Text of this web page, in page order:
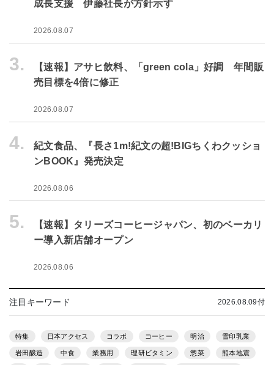
成長支援 伊藤社長が方針示す
2026.08.07
3.
【速報】アサヒ飲料、「green cola」好調 年間販
売目標を4倍に修正
2026.08.07
4.
紀文食品、『長さ1m!紀文の超!BIGちくわクッショ
ンBOOK』発売決定
2026.08.06
5.
【速報】タリーズコーヒージャパン、初のベーカリ
ー導入新店舗オープン
2026.08.06
注目キーワード 2026.08.09付
特集 日本アクセス コラボ コーヒー 明治 雪印乳業
岩田醸造 中食 業務用 理研ビタミン 惣菜 熊本地震